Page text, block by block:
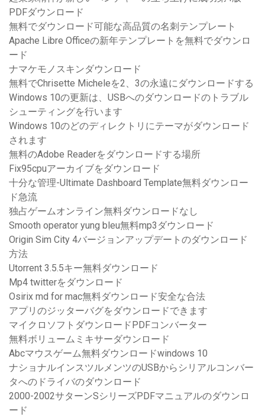
PDFダウンロード
無料でダウンロード可能な高品質の名刺テンプレート
Apache Libre Officeの新年テンプレートを無料でダウンロ
ード
ナマケモノスキンダウンロード
無料でChrisette Micheleを2、3の永遠にダウンロードする
Windows 10の更新は、USBへのダウンロードのトラブル
シューティングを行います
Windows 10のどのディレクトリにテーマがダウンロード
されます
無料のAdobe Readerをダウンロードする場所
Fix95cpuアーカイブをダウンロード
十分な管理-Ultimate Dashboard Template無料ダウンロー
ド急流
独占ゲームオンライン無料ダウンロードなし
Smooth operator yung bleu無料mp3ダウンロード
Origin Sim City 4バージョンアップデートのダウンロード
方法
Utorrent 3.5.5キー無料ダウンロード
Mp4 twitterをダウンロード
Osirix md for mac無料ダウンロード安全な合法
アプリのジッターバグをダウンロードできます
マイクロソフトダウンロードPDFコンバーター
無料ボリュームミキサーダウンロード
Abcマウスゲーム無料ダウンロードwindows 10
ナショナルインスツルメンツのUSBからシリアルコンバー
タへのドライバのダウンロード
2000-2002サターンSシリーズPDFマニュアルのダウンロ
ード